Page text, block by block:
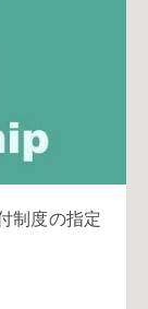
制度の指定